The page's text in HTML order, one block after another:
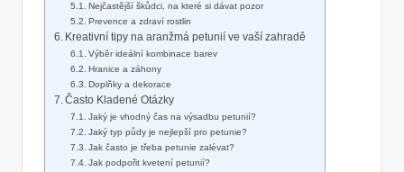
Nejčastější škůdci, na které si dávat pozor
Prevence a zdraví rostlin
Kreativní tipy na aranžmá petunií ve vaší zahradě
Výběr ideální kombinace barev
Hranice a záhony
Doplňky a dekorace
Často Kladené Otázky
Jaký je vhodný čas na výsadbu petunií?
Jaký typ půdy je nejlepší pro petunie?
Jak často je třeba petunie zalévat?
Jak podpořit kvetení petunií?